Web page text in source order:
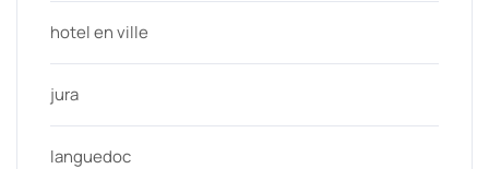
hotel en ville
jura
languedoc